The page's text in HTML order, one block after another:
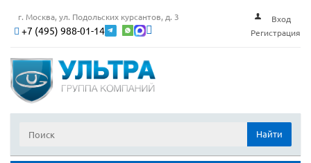
г. Москва, ул. Подольских курсантов, д. 3
+7 (495) 988-01-14
Вход
Регистрация
Найти